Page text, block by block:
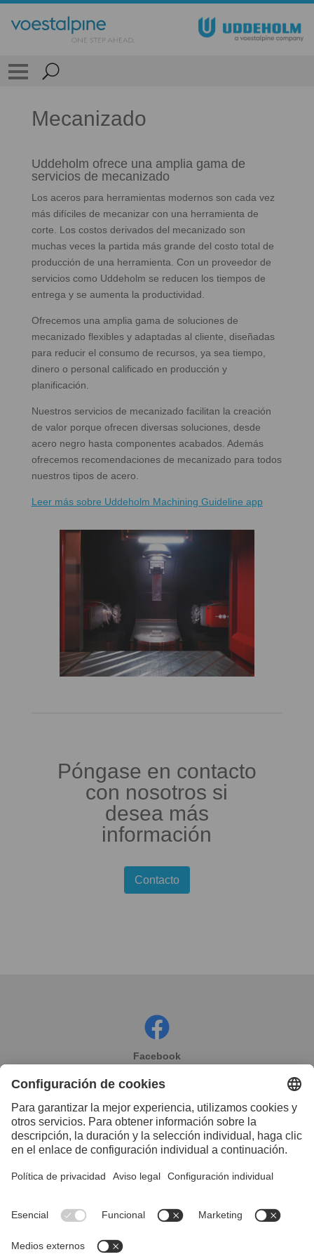
Mecanizado
Uddeholm ofrece una amplia gama de
servicios de mecanizado
Los aceros para herramientas modernos son cada vez
más difíciles de mecanizar con una herramienta de
corte. Los costos derivados del mecanizado son
muchas veces la partida más grande del costo total de
producción de una herramienta. Con un proveedor de
servicios como Uddeholm se reducen los tiempos de
entrega y se aumenta la productividad.
Ofrecemos una amplia gama de soluciones de
mecanizado flexibles y adaptadas al cliente, diseñadas
para reducir el consumo de recursos, ya sea tiempo,
dinero o personal calificado en producción y
planificación.
Nuestros servicios de mecanizado facilitan la creación
de valor porque ofrecen diversas soluciones, desde
acero negro hasta componentes acabados. Además
ofrecemos recomendaciones de mecanizado para todos
nuestros tipos de acero.
Leer más sobre Uddeholm Machining Guideline app
Póngase en contacto
con nosotros si
desea más
información
Contacto
Facebook
Instagram